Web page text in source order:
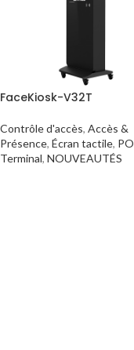
FaceKiosk-V32T
Contrôle d'accès, Accès &
Présence, Écran tactile,
Terminal, NOUVEAUTÉS